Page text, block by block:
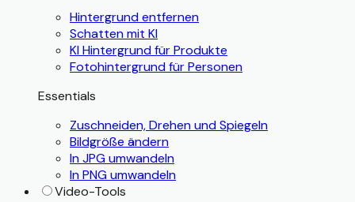
Hintergrund entfernen
Schatten mit KI
KI Hintergrund für Produkte
Fotohintergrund für Personen
Essentials
Zuschneiden, Drehen und Spiegeln
Bildgröße ändern
In JPG umwandeln
In PNG umwandeln
Video-Tools